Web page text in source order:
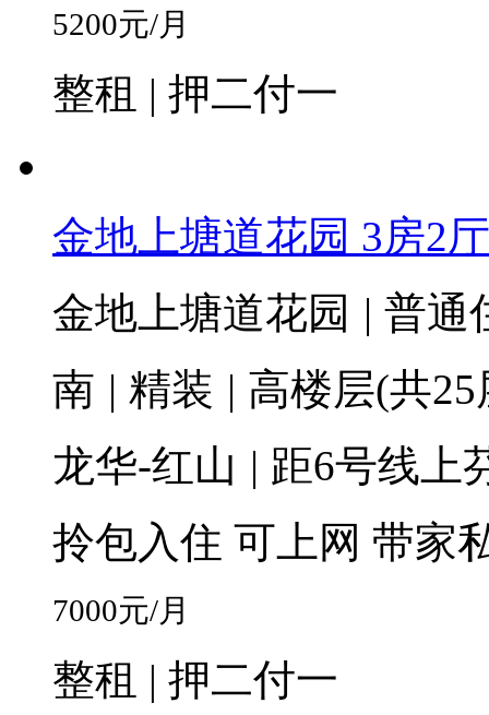
5200元/月
整租 | 押二付一
金地上塘道花园 3房2
金地上塘道花园 | 普通
南 | 精装 | 高楼层(共
龙华-红山 | 距6号线上
拎包入住 可上网 带家
7000元/月
整租 | 押二付一